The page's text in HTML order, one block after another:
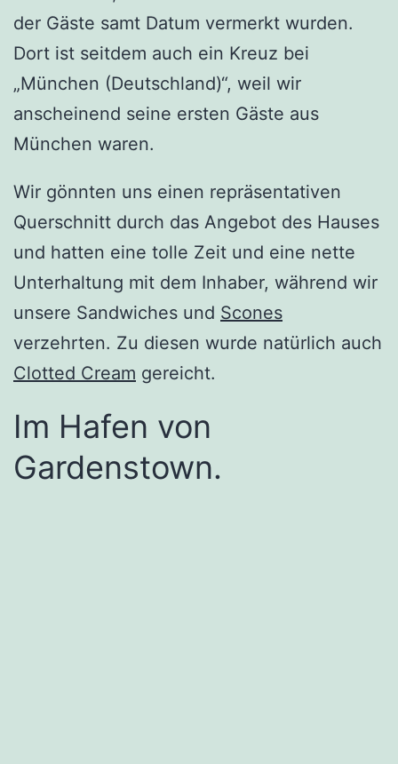
der Gäste samt Datum vermerkt wurden.
Dort ist seitdem auch ein Kreuz bei
„München (Deutschland)“, weil wir
anscheinend seine ersten Gäste aus
München waren.
Wir gönnten uns einen repräsentativen
Querschnitt durch das Angebot des Hauses
und hatten eine tolle Zeit und eine nette
Unterhaltung mit dem Inhaber, während wir
unsere Sandwiches und Scones
verzehrten. Zu diesen wurde natürlich auch
Clotted Cream gereicht.
Im Hafen von
Gardenstown.